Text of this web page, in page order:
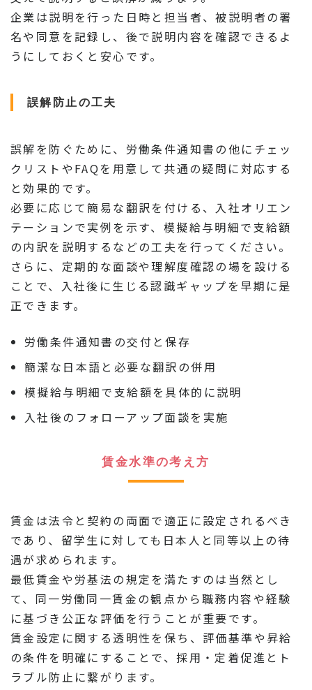
企業は説明を行った日時と担当者、被説明者の署
名や同意を記録し、後で説明内容を確認できるよ
うにしておくと安心です。
誤解防止の工夫
誤解を防ぐために、労働条件通知書の他にチェッ
クリストやFAQを用意して共通の疑問に対応する
と効果的です。
必要に応じて簡易な翻訳を付ける、入社オリエン
テーションで実例を示す、模擬給与明細で支給額
の内訳を説明するなどの工夫を行ってください。
さらに、定期的な面談や理解度確認の場を設ける
ことで、入社後に生じる認識ギャップを早期に是
正できます。
労働条件通知書の交付と保存
簡潔な日本語と必要な翻訳の併用
模擬給与明細で支給額を具体的に説明
入社後のフォローアップ面談を実施
賃金水準の考え方
賃金は法令と契約の両面で適正に設定されるべき
であり、留学生に対しても日本人と同等以上の待
遇が求められます。
最低賃金や労基法の規定を満たすのは当然とし
て、同一労働同一賃金の観点から職務内容や経験
に基づき公正な評価を行うことが重要です。
賃金設定に関する透明性を保ち、評価基準や昇給
の条件を明確にすることで、採用・定着促進とト
ラブル防止に繋がります。